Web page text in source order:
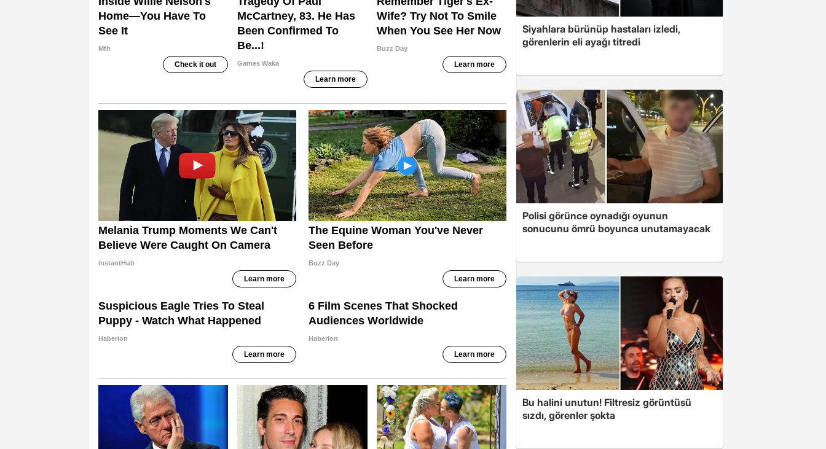
Siyahlara bürünüp hastaları izledi,
görenlerin eli ayağı titredi
Polisi görünce oynadığı oyunun
sonucunu ömrü boyunca unutamayacak
Bu halini unutun! Filtresiz görüntüsü
sızdı, görenler şokta